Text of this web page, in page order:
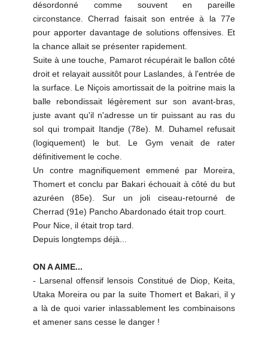
désordonné comme souvent en pareille
circonstance. Cherrad faisait son entrée à la 77e
pour apporter davantage de solutions offensives. Et
la chance allait se présenter rapidement.
Suite à une touche, Pamarot récupérait le ballon côté
droit et relayait aussitôt pour Laslandes, à l'entrée de
la surface. Le Niçois amortissait de la poitrine mais la
balle rebondissait légèrement sur son avant-bras,
juste avant qu'il n'adresse un tir puissant au ras du
sol qui trompait Itandje (78e). M. Duhamel refusait
(logiquement) le but. Le Gym venait de rater
définitivement le coche.
Un contre magnifiquement emmené par Moreira,
Thomert et conclu par Bakari échouait à côté du but
azuréen (85e). Sur un joli ciseau-retourné de
Cherrad (91e) Pancho Abardonado était trop court.
Pour Nice, il était trop tard.
Depuis longtemps déjà...
ON A AIME...
- Larsenal offensif lensois Constitué de Diop, Keita,
Utaka Moreira ou par la suite Thomert et Bakari, il y
a là de quoi varier inlassablement les combinaisons
et amener sans cesse le danger !